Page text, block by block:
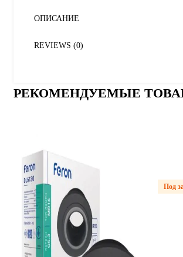
ОПИСАНИЕ
REVIEWS (0)
РЕКОМЕНДУЕМЫЕ
Под